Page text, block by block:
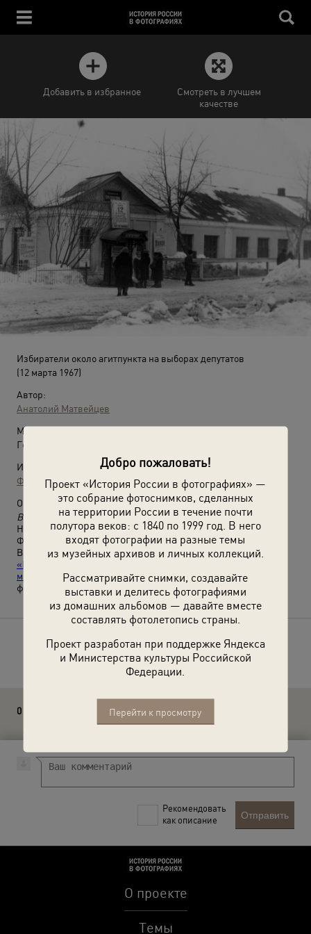
Добро пожаловать!
Проект «История России в фотографиях» —
это собрание фотоснимков, сделанных
на территории России в течение почти
полутора веков: с 1840 по 1999 год. В него
входят фотографии на разные темы
из музейных архивов и личных коллекций.
Рассматривайте снимки, создавайте
выставки и делитесь фотографиями
из домашних альбомов — давайте вместе
составлять фотолетопись страны.
Проект разработан при поддержке Яндекса
и Министерства культуры Российской
Федерации.
Перейти к просмотру
Добавить в избранное
Смотреть в лучшем
качестве
Избиратели около агитпункта на выборах депутатов
(12 марта 1967)
Автор:
Анатолий Матвейцев
Место съемки:
Горьковская обл., р. пос. Большое Мурашкино
Источники:
Фотографии пользователей russiainphoto.ru
О фотографии:
Выборы депутатов в Верховный Совет РСФСР 1 созыва.
Ныне Нижегородская область.
Фотография из архива Сергея Матвейцева.
Выставки «Большое Мурашкино. ХХ век. Часть 1»и
«Гражданский долг и праздник: как агитировали,
митинговали и выбирали в России и СССР в ХХ веке»
фотографией.
Расскажите друзьям об этом фото
0 комментариев
Рекомендовать
как описание
Отправить
О проекте
Темы